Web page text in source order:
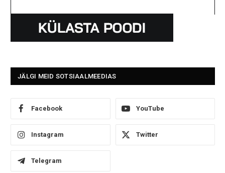
JÄLGI MEID SOTSIAALMEEDIAS
Facebook YouTube
Instagram Twitter
Telegram